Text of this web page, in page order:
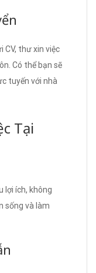
CV, thư xin việc
Có thể bạn sẽ
tuyến với nhà
Tại
lợi ích, không
sống và làm